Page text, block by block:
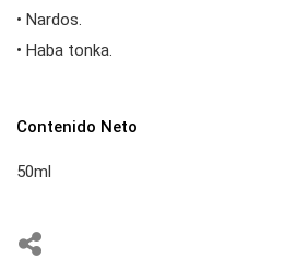
• Nardos.
• Haba tonka.
Contenido Neto
50ml